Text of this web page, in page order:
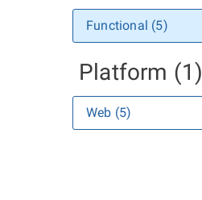
Functional (5)
Platform (1)
Web (5)